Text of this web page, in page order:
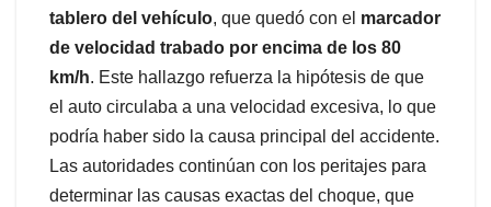
tablero del vehículo, que quedó con el marcador
de velocidad trabado por encima de los 80
km/h. Este hallazgo refuerza la hipótesis de que
el auto circulaba a una velocidad excesiva, lo que
podría haber sido la causa principal del accidente.
Las autoridades continúan con los peritajes para
determinar las causas exactas del choque, que